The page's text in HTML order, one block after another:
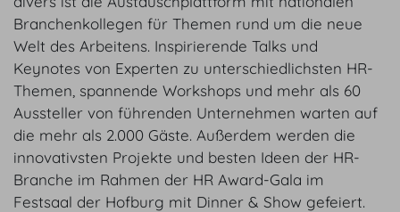
Branchenkollegen für Themen rund um die neue
Welt des Arbeitens. Inspirierende Talks und
Keynotes von Experten zu unterschiedlichsten HR-
Themen, spannende Workshops und mehr als 60
Aussteller von führenden Unternehmen warten auf
die mehr als 2.000 Gäste. Außerdem werden die
innovativsten Projekte und besten Ideen der HR-
Branche im Rahmen der HR Award-Gala im
Festsaal der Hofburg mit Dinner & Show gefeiert.